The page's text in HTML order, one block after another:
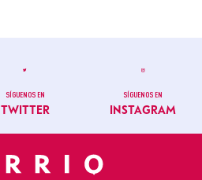
SÍGUENOS EN
TWITTER
SÍGUENOS EN
INSTAGRAM